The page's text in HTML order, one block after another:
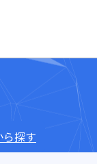
探す